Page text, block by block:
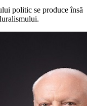
politic se produce însă